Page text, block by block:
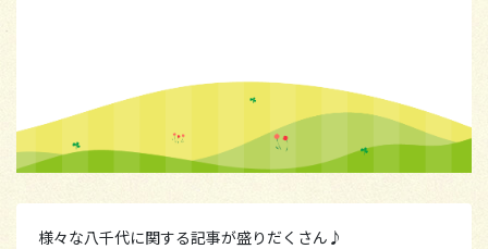
様々な八千代に関する記事が盛りだくさん♪